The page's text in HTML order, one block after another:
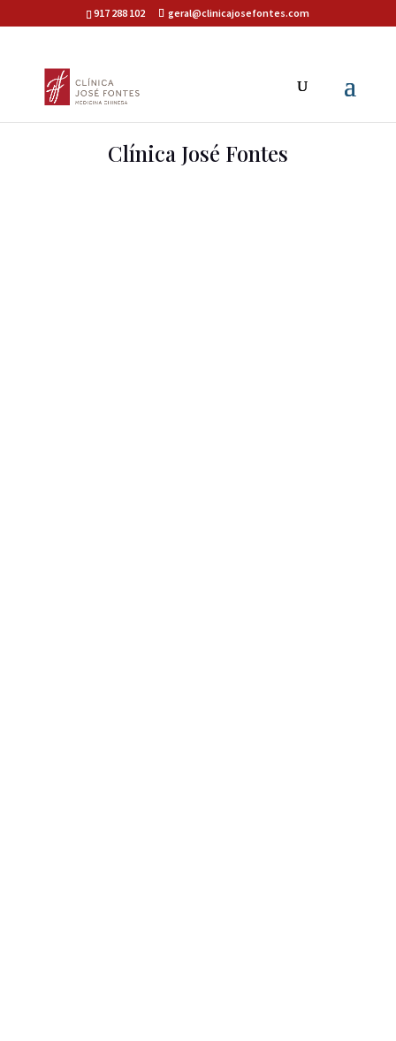
917 288 102 geral@clinicajosefontes.com
Clínica José Fontes